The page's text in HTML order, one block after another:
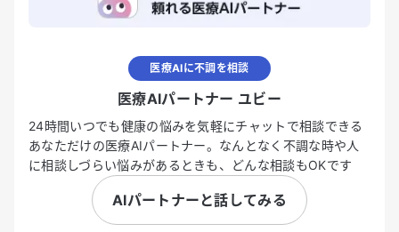
医療AIに不調を相談
医療AIパートナー ユビー
24時間いつでも健康の悩みを気軽にチャットで相談できる
あなただけの医療AIパートナー。なんとなく不調な時や人
に相談しづらい悩みがあるときも、どんな相談もOKです
AIパートナーと話してみる